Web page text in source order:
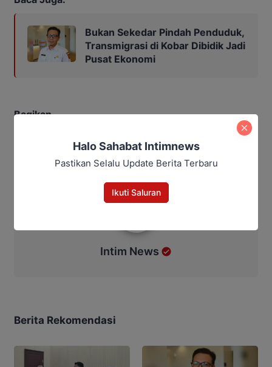
Bukan Sekedar Pindah Penduduk,
Transmigrasi di Kobar Dibidik Jadi
Pusat Ekonomi
Bagikan
Intim News
Berita Rekomendasi
Halo Sahabat Intimnews
Pastikan Selalu Update Berita Terbaru
Ikuti Saluran